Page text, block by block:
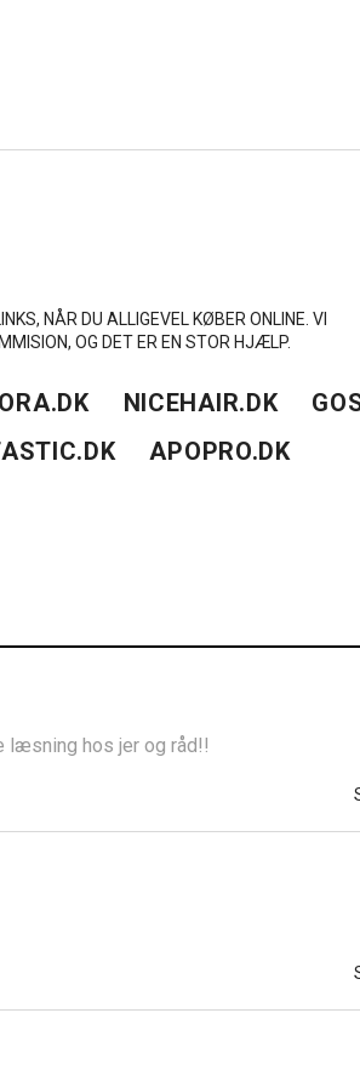
NÅR DU ALLIGEVEL KØBER ONLINE. VI
OG DET ER EN STOR HJÆLP.
NICEHAIR.DK
APOPRO.DK
læsning hos jer og råd!!